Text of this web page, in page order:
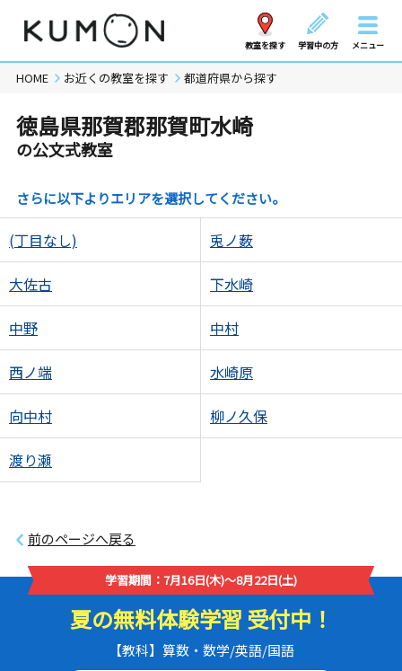
教室を探す 学習中の方 メニュー
HOME お近くの教室を探す 都道府県から探す
徳島県那賀郡那賀町水崎
の公文式教室
さらに以下よりエリアを選択してください。
(丁目なし) 兎ノ薮
大佐古 下水崎
中野 中村
西ノ端 水崎原
向中村 柳ノ久保
渡り瀬
前のページへ戻る
学習期間：7月16日(木)～8月22日(土)
夏の無料体験学習 受付中！
【教科】算数・数学/英語/国語